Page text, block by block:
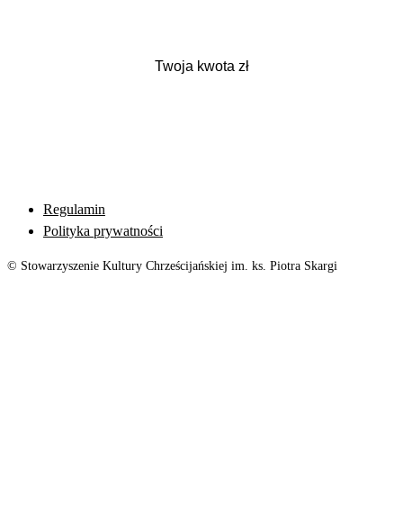
Regulamin
Polityka prywatności
© Stowarzyszenie Kultury Chrześcijańskiej im. ks. Piotra Skargi